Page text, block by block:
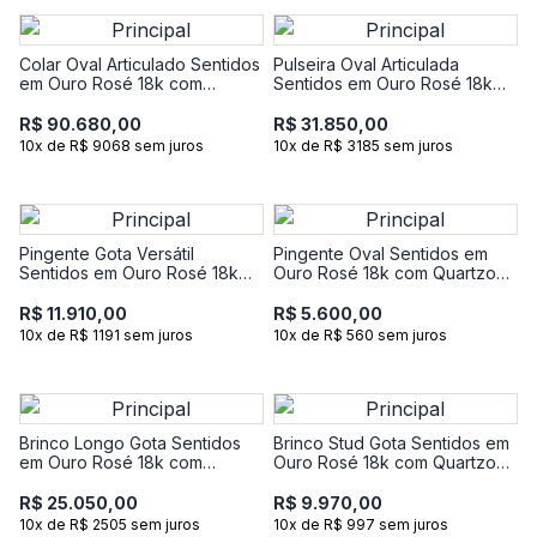
Colar Oval Articulado Sentidos
em Ouro Rosé 18k com
42 cm
R$ 90.680,00
10x de R$ 9068 sem juros
Pulseira Oval Articulada
Sentidos em Ouro Rosé 18k
Diamantes - 18 cm
R$ 31.850,00
10x de R$ 3185 sem juros
Pingente Gota Versátil
Sentidos em Ouro Rosé 18k
Diamantes
R$ 11.910,00
10x de R$ 1191 sem juros
Pingente Oval Sentidos em
Ouro Rosé 18k com Quartzo
R$ 5.600,00
10x de R$ 560 sem juros
Brinco Longo Gota Sentidos
em Ouro Rosé 18k com
R$ 25.050,00
10x de R$ 2505 sem juros
Brinco Stud Gota Sentidos em
Ouro Rosé 18k com Quartzo
R$ 9.970,00
10x de R$ 997 sem juros